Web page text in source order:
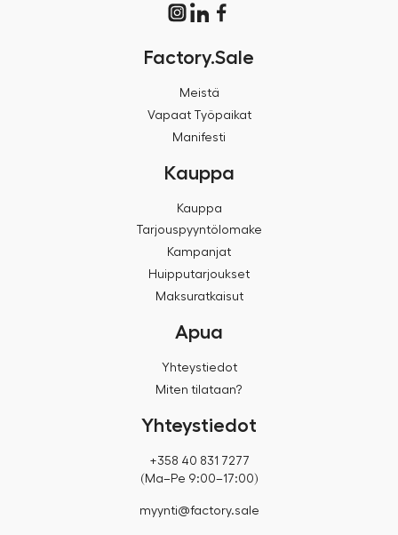
Factory.Sale
Meistä
Vapaat Työpaikat
Manifesti
Kauppa
Kauppa
Tarjouspyyntölomake
Kampanjat
Huipputarjoukset
Maksuratkaisut
Apua
Yhteystiedot
Miten tilataan?
Yhteystiedot
+358 40 831 7277
(Ma–Pe 9:00–17:00)
myynti@factory.sale